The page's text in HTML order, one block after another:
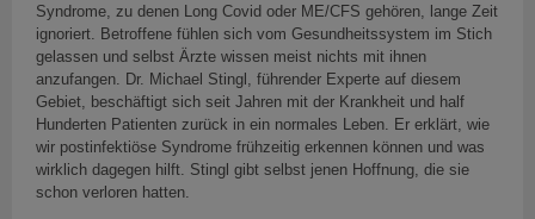
Syndrome, zu denen Long Covid oder ME/CFS gehören, lange Zeit
ignoriert. Betroffene fühlen sich vom Gesundheitssystem im Stich
gelassen und selbst Ärzte wissen meist nichts mit ihnen
anzufangen. Dr. Michael Stingl, führender Experte auf diesem
Gebiet, beschäftigt sich seit Jahren mit der Krankheit und half
Hunderten Patienten zurück in ein normales Leben. Er erklärt, wie
wir postinfektiöse Syndrome frühzeitig erkennen können und was
wirklich dagegen hilft. Stingl gibt selbst jenen Hoffnung, die sie
schon verloren hatten.